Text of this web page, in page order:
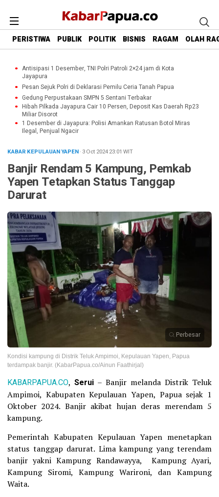
PERISTIWA PUBLIK POLITIK BISNIS RAGAM OLAH
Antisipasi 1 Desember, TNI Polri Patroli 2×24 jam di Kota
Jayapura
Pesan Sejuk Polri di Deklarasi Pemilu Ceria Tanah Papua
Gedung Perpustakaan SMPN 5 Sentani Terbakar
Hibah Pilkada Jayapura Cair 10 Persen, Deposit Kas Daerah Rp23
Miliar Disorot
1 Desember di Jayapura: Polisi Amankan Ratusan Botol Miras
Ilegal, Penjual Ngacir
KABAR KEPULAUAN YAPEN· 3 Oct 202423:01 WIT
Banjir Rendam 5 Kampung, Pemkab
Yapen Tetapkan Status Tanggap
Darurat
Perbesar
Kondisi kampung di Distrik Teluk Ampimoi, Kepulauan Yapen, Papua
terdampak banjir. (KabarPapua.co/Ainun Faathirjal)
KABARPAPUA.CO, Serui – Banjir melanda Distrik Teluk
Ampimoi, Kabupaten Kepulauan Yapen, Papua sejak 1
Oktober 2024. Banjir akibat hujan deras merendam 5
kampung.
Pemerintah Kabupaten Kepulauan Yapen menetapkan
status tanggap darurat. Lima kampung yang terendam
banjir yakni Kampung Randawayya, Kampung Ayari,
Kampung Siromi, Kampung Warironi, dan Kampung
Waita.